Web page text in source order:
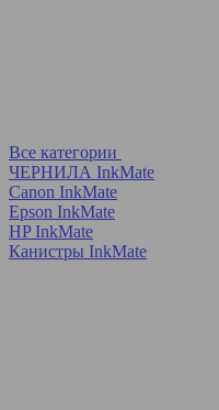
Все категории
ЧЕРНИЛА InkMate
Canon InkMate
Epson InkMate
HP InkMate
Канистры InkMate